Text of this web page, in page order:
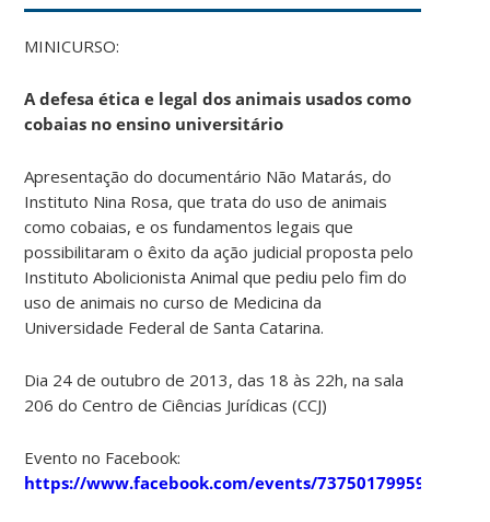
MINICURSO:
A defesa ética e legal dos animais usados como
cobaias no ensino universitário
Apresentação do documentário Não Matarás, do
Instituto Nina Rosa, que trata do uso de animais
como cobaias, e os fundamentos legais que
possibilitaram o êxito da ação judicial proposta pelo
Instituto Abolicionista Animal que pediu pelo fim do
uso de animais no curso de Medicina da
Universidade Federal de Santa Catarina.
Dia 24 de outubro de 2013, das 18 às 22h, na sala
206 do Centro de Ciências Jurídicas (CCJ)
Evento no Facebook:
https://www.facebook.com/events/737501799599574/